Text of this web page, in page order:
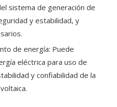
sistema de generación de
y estabilidad, y
de energía: Puede
eléctrica para uso de
y confiabilidad de la